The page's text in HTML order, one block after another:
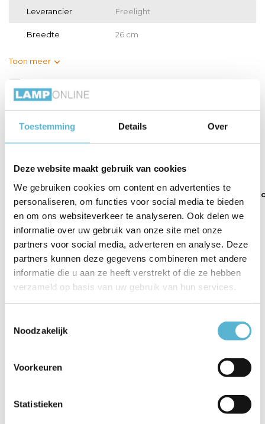
Toestemming Details Over
Deze website maakt gebruik van cookies
We gebruiken cookies om content en advertenties te
personaliseren, om functies voor social media te bieden
en om ons websiteverkeer te analyseren. Ook delen we
informatie over uw gebruik van onze site met onze
partners voor social media, adverteren en analyse. Deze
partners kunnen deze gegevens combineren met andere
informatie die u aan ze heeft verstrekt of die ze hebben
verzameld op basis van uw gebruik van hun services.
Noodzakelijk
Voorkeuren
Statistieken
Leverancier Freelight
Breedte 26 cm
Toon meer
Gerelateerde artikelen:
ST64 - Filament
lamp -...
€14,95
€10,39
4W 100LM...
€13,50
Hanglamp
5 lich...
€229,00
Reviews
Er zijn nog geen reviews geschreven over dit product..
Schrijf je eigen review